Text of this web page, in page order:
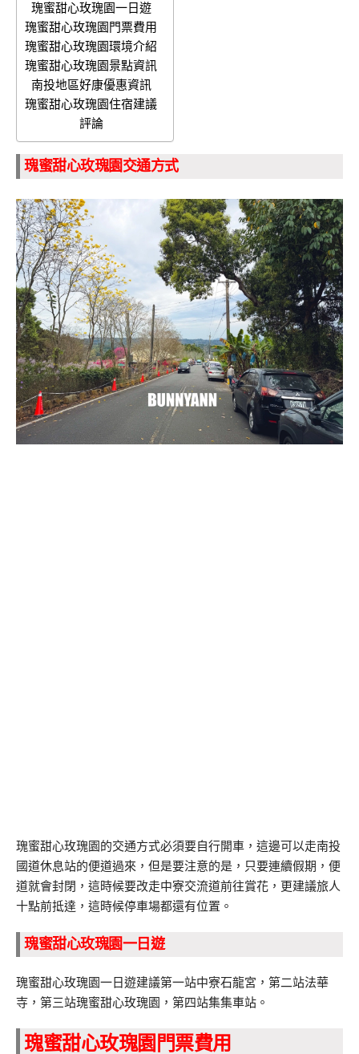
瑰蜜甜心玫瑰園一日遊
瑰蜜甜心玫瑰園門票費用
瑰蜜甜心玫瑰園環境介紹
瑰蜜甜心玫瑰園景點資訊
南投地區好康優惠資訊
瑰蜜甜心玫瑰園住宿建議
評論
瑰蜜甜心玫瑰園交通方式
瑰蜜甜心玫瑰園的交通方式必須要自行開車，這邊可以走南投
國道休息站的便道過來，但是要注意的是，只要連續假期，便
道就會封閉，這時候要改走中寮交流道前往賞花，更建議旅人
十點前抵達，這時候停車場都還有位置。
瑰蜜甜心玫瑰園一日遊
瑰蜜甜心玫瑰園一日遊建議第一站中寮石龍宮，第二站法華
寺，第三站瑰蜜甜心玫瑰園，第四站集集車站。
瑰蜜甜心玫瑰園門票費用